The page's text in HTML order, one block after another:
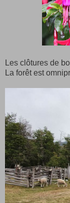
Les clôtures de
La forêt est